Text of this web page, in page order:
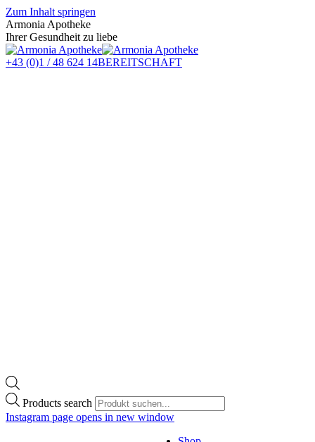
Zum Inhalt springen
Armonia Apotheke
Ihrer Gesundheit zu liebe
+43 (0)1 / 48 624 14BEREITSCHAFT
Products search
Instagram page opens in new window